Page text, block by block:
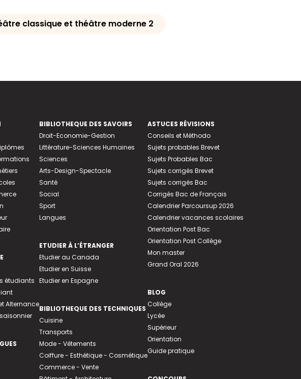
classique et théâtre moderne 2
étudiants
Alternance
BIBLIOTHEQUE DES SAVOIRS
Droit-Economie-Gestion
Littérature-Sciences Humaines
Sciences
Arts-Design-Spectacle
Santé
Social
Sport
Langues
ETUDIER À L’ÉTRANGER
Etudier au Canada
Etudier en Suisse
Etudier en Espagne
BIBLIOTHEQUE DES TECHNIQUES
Cuisine
Transports
Mode - Vêtements
Coiffure - Esthétique - Cosmétique
Commerce - Vente
ASTUCES RÉVISIONS
Conseils et Méthodo
Sujets probables Brevet
Sujets Probables Bac
Sujets corrigés Brevet
Sujets corrigés Bac
Corrigés Bac de Français
Calendrier Parcoursup 2026
Calendrier vacances scolaires
Orientation Post Bac
Orientation Post Collège
Mon master
Grand Oral 2026
BLOG
Collège
Lycée
Supérieur
Orientation
Guide pratique